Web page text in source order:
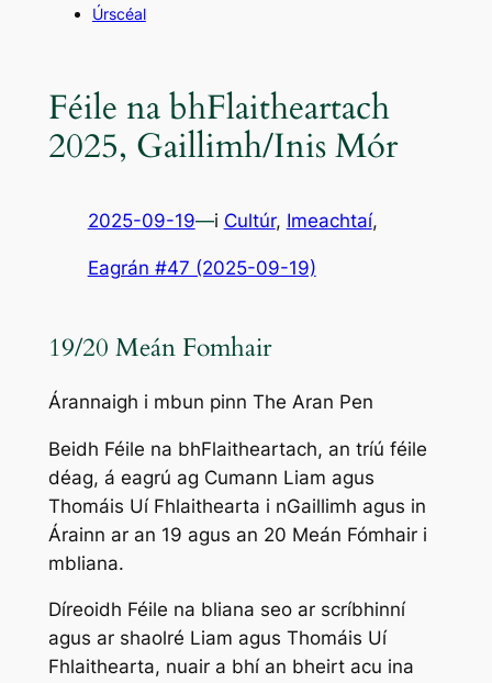
Úrscéal
Féile na bhFlaitheartach
2025, Gaillimh/Inis Mór
2025-09-19—i Cultúr, Imeachtaí,
Eagrán #47 (2025-09-19)
19/20 Meán Fomhair
Árannaigh i mbun pinn The Aran Pen
Beidh Féile na bhFlaitheartach, an tríú féile
déag, á eagrú ag Cumann Liam agus
Thomáis Uí Fhlaithearta i nGaillimh agus in
Árainn ar an 19 agus an 20 Meán Fómhair i
mbliana.
Díreoidh Féile na bliana seo ar scríbhinní
agus ar shaolré Liam agus Thomáis Uí
Fhlaithearta, nuair a bhí an bheirt acu ina